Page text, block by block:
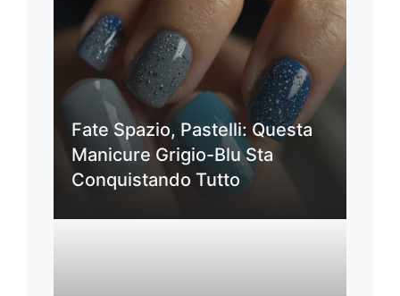
Fate Spazio, Pastelli: Questa
Manicure Grigio-Blu Sta
Conquistando Tutto